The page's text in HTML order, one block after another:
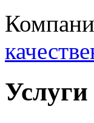
Услуги